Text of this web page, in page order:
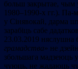
больш закрытае, чым
1980–1990-х гг.). Па-
у Сінявокай, дарма
зарабіць сабе
23.03.2019 няслушна
грамадства» не
збольшага мадзеюць
чуюць, не жадаюць